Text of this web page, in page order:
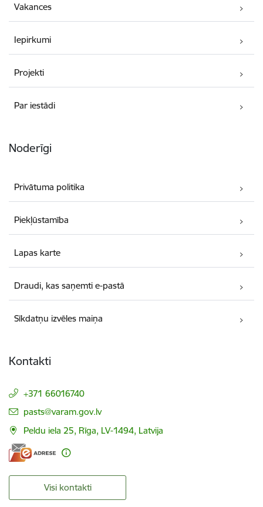
Vakances
Iepirkumi
Projekti
Par iestādi
Noderīgi
Privātuma politika
Piekļūstamība
Lapas karte
Draudi, kas saņemti e-pastā
Sīkdatņu izvēles maiņa
Kontakti
+371 66016740
E-pasts:
pasts@varam.gov.lv
Peldu iela 25, Rīga, LV-1494, Latvija
Visi kontakti